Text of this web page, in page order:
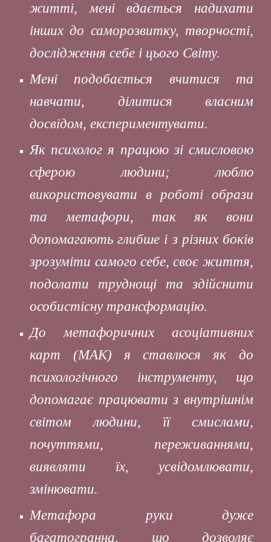
житті, мені вдається надихати
інших до саморозвитку, творчості,
дослідження себе і цього Світу.
Мені подобається вчитися та
навчати, ділитися власним
досвідом, експериментувати.
Як психолог я працюю зі смисловою
сферою людини; люблю
використовувати в роботі образи
та метафори, так як вони
допомагають глибше і з різних боків
зрозуміти самого себе, своє життя,
подолати труднощі та здійснити
особистісну трансформацію.
До метафоричних асоціативних
карт (МАК) я ставлюся як до
психологічного інструменту, що
допомагає працювати з внутрішнім
світом людини, її смислами,
почуттями, переживаннями,
виявляти їх, усвідомлювати,
змінювати.
Метафора руки дуже
багатогранна, що дозволяє